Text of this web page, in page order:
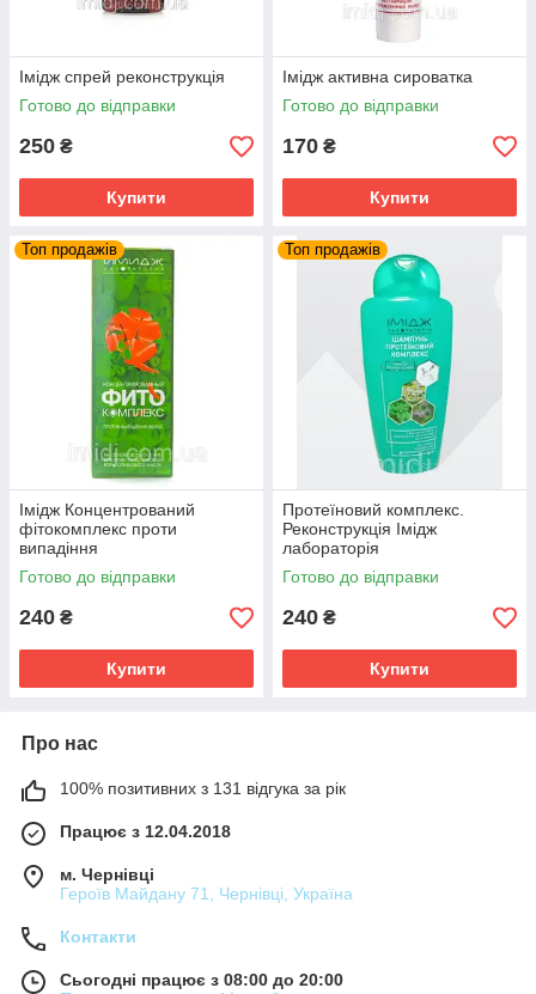
Імідж спрей реконструкція
Готово до відправки
250 ₴
Купити
Імідж активна сироватка
Готово до відправки
170 ₴
Купити
Топ продажів
Імідж Концентрований
фітокомплекс проти
випадіння
Готово до відправки
240 ₴
Купити
Топ продажів
Протеїновий комплекс.
Реконструкція Імідж
лабораторія
Готово до відправки
240 ₴
Купити
Про нас
100% позитивних з 131 відгука за рік
Працює з 12.04.2018
м. Чернівці
Героїв Майдану 71, Чернівці, Україна
Контакти
Сьогодні працює з 08:00 до 20:00